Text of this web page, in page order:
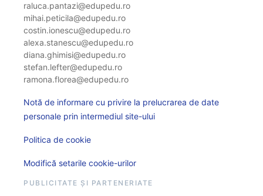
raluca.pantazi@edupedu.ro
mihai.peticila@edupedu.ro
costin.ionescu@edupedu.ro
alexa.stanescu@edupedu.ro
diana.ghimisi@edupedu.ro
stefan.lefter@edupedu.ro
ramona.florea@edupedu.ro
Notă de informare cu privire la prelucrarea de date
personale prin intermediul site-ului
Politica de cookie
Modifică setarile cookie-urilor
PUBLICITATE ȘI PARTENERIATE